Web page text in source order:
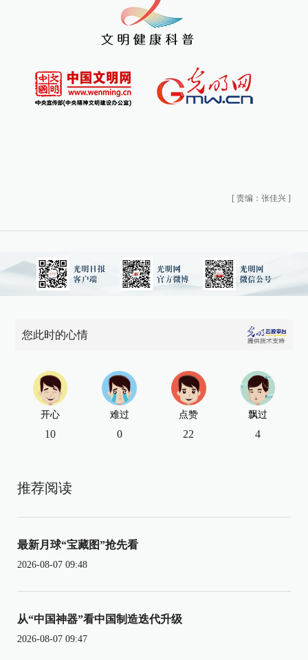
[ 责编：张佳兴 ]
您此时的心情
开心
10
难过
0
点赞
22
飘过
4
推荐阅读
最新月球“宝藏图”抢先看
2026-08-07 09:48
从“中国神器”看中国制造迭代升级
2026-08-07 09:47